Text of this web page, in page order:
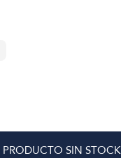
PRODUCTO SIN STOCK